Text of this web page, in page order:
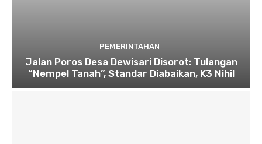
PEMERINTAHAN
Jalan Poros Desa Dewisari Disorot: Tulangan
“Nempel Tanah”, Standar Diabaikan, K3 Nihil